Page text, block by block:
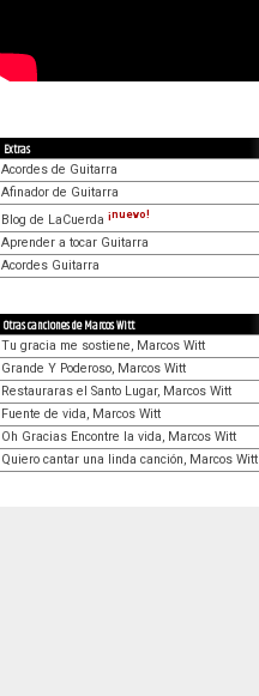
Extras
Acordes de Guitarra
Afinador de Guitarra
Blog de LaCuerda ¡nuevo!
Aprender a tocar Guitarra
Acordes Guitarra
Otras canciones de Marcos Witt
Tu gracia me sostiene, Marcos Witt
Grande Y Poderoso, Marcos Witt
Restauraras el Santo Lugar, Marcos Witt
Fuente de vida, Marcos Witt
Oh Gracias Encontre la vida, Marcos Witt
Quiero cantar una linda canción, Marcos Witt